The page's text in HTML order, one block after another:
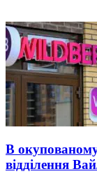
В
відділення